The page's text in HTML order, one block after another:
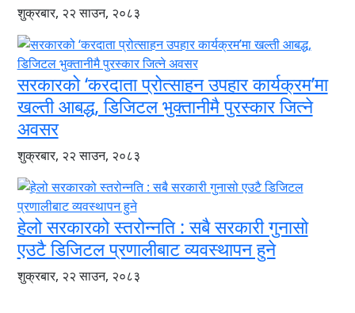
शुक्रबार, २२ साउन, २०८३
सरकारको ‘करदाता प्रोत्साहन उपहार कार्यक्रम’मा
खल्ती आबद्ध, डिजिटल भुक्तानीमै पुरस्कार जित्ने
अवसर
शुक्रबार, २२ साउन, २०८३
हेलो सरकारको स्तरोन्नति : सबै सरकारी गुनासो
एउटै डिजिटल प्रणालीबाट व्यवस्थापन हुने
शुक्रबार, २२ साउन, २०८३